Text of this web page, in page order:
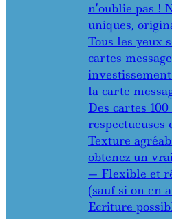
n’oublie pas !
uniques,
Tous les yeux
cartes
la carte
Des cartes
Texture
obtenez un
— Flexible et
(sauf si on en
Ecriture